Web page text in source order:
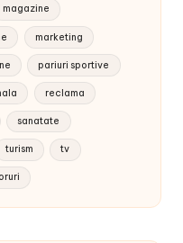
magazine
marketing
pariuri sportive
reclama
sanatate
turism tv